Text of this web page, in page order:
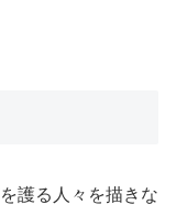
護る人々を描きな